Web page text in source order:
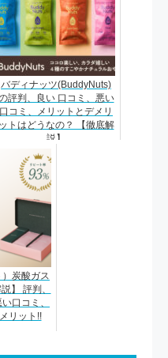
バディナッツ(BuddyNuts)
評判、良い 口コミ、悪い
口コミ、メリットとデメリ
ットはどうなの？ 【徹底解
説】
）炭酸ガス
】 評判、
口コミ、
リット!!